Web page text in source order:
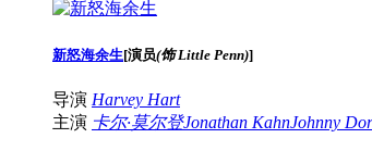
新怒海余生[演员(饰 Little Penn)]
导演 Harvey Hart
主演 卡尔·莫尔登Jonathan KahnJohnny